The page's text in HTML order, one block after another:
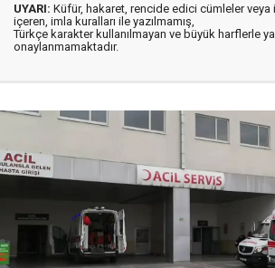
UYARI: Küfür, hakaret, rencide edici cümleler veya
içeren, imla kuralları ile yazılmamış,
Türkçe karakter kullanılmayan ve büyük harflerle
onaylanmamaktadır.